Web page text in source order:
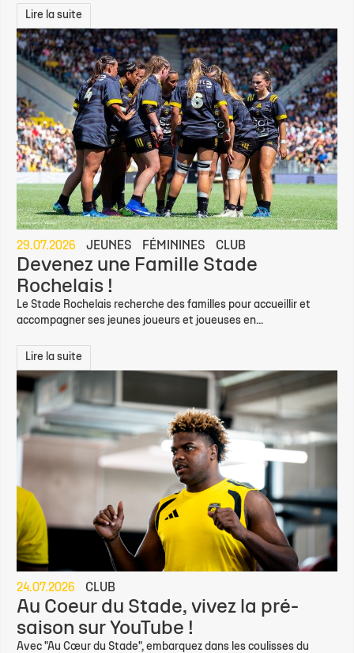
Lire la suite
29.07.2026 JEUNES FÉMININES CLUB
Devenez une Famille Stade
Rochelais !
Le Stade Rochelais recherche des familles pour accueillir et
accompagner ses jeunes joueurs et joueuses en...
Lire la suite
24.07.2026 CLUB
Au Coeur du Stade, vivez la pré-
saison sur YouTube !
Avec "Au Cœur du Stade", embarquez dans les coulisses du